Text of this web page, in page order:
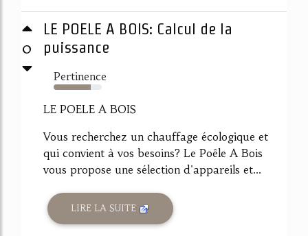
0
LE POELE A BOIS: Calcul de la
puissance
Pertinence
77%
LE POELE A BOIS
Vous recherchez un chauffage écologique et
qui convient à vos besoins? Le Poêle A Bois
vous propose une sélection d'appareils et...
LIRE LA SUITE